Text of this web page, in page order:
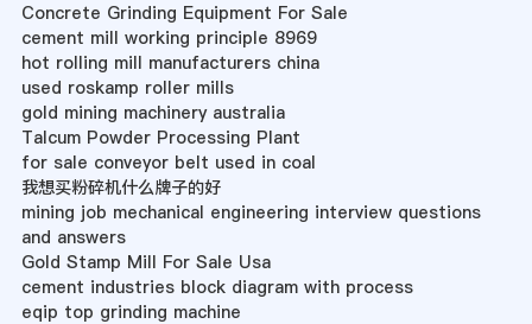
Concrete Grinding Equipment For Sale
cement mill working principle 8969
hot rolling mill manufacturers china
used roskamp roller mills
gold mining machinery australia
Talcum Powder Processing Plant
for sale conveyor belt used in coal
我想买粉碎机什么牌子的好
mining job mechanical engineering interview questions
and answers
Gold Stamp Mill For Sale Usa
cement industries block diagram with process
eqip top grinding machine